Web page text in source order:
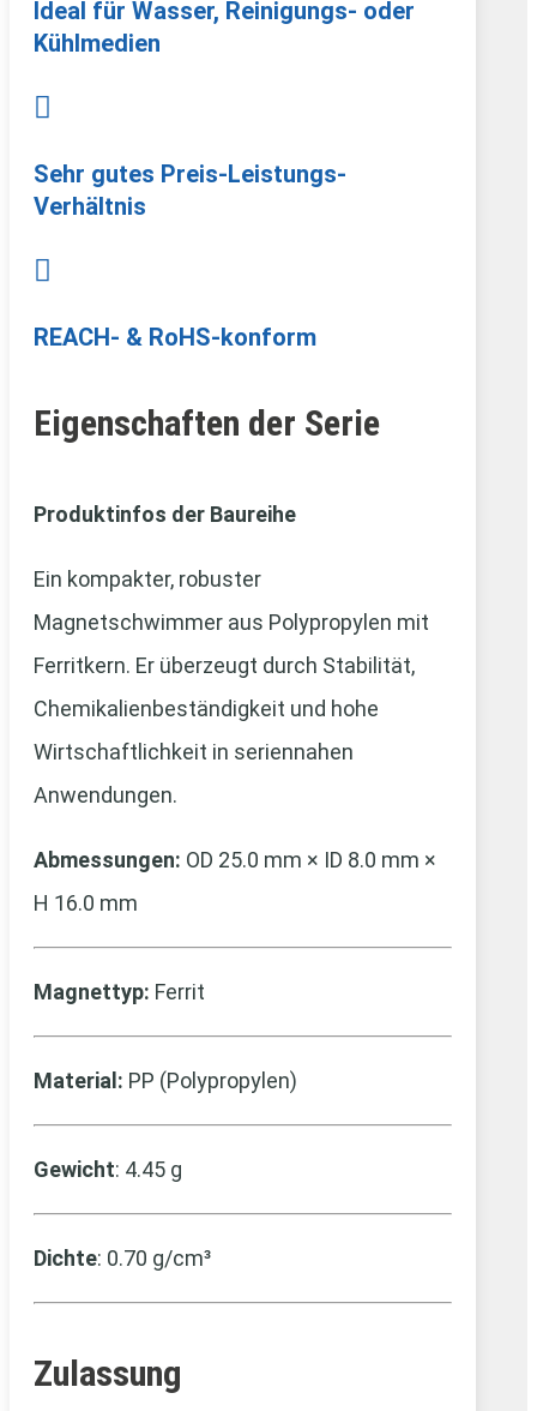
Ideal für Wasser, Reinigungs- oder
Kühlmedien

Sehr gutes Preis-Leistungs-
Verhältnis

REACH- & RoHS-konform
Eigenschaften der Serie
Produktinfos der Baureihe
Ein kompakter, robuster
Magnetschwimmer aus Polypropylen mit
Ferritkern. Er überzeugt durch Stabilität,
Chemikalienbeständigkeit und hohe
Wirtschaftlichkeit in seriennahen
Anwendungen.
Abmessungen: OD 25.0 mm × ID 8.0 mm ×
H 16.0 mm
Magnettyp: Ferrit
Material: PP (Polypropylen)
Gewicht: 4.45 g
Dichte: 0.70 g/cm³
Zulassung